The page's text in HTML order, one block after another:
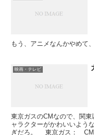
もう、アニメなんかやめて
映画・テレビ
東京ガスのCMなので、関
ャラクターがかわいいよ
ぎだろ。 東京ガス： CM